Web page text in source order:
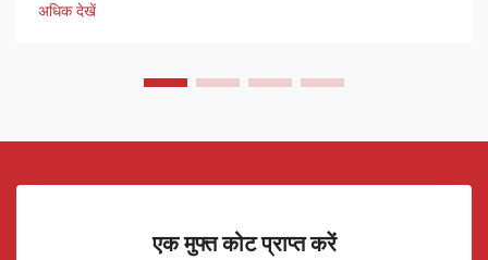
अधिक देखें
एक मुफ्त कोट प्राप्त करें